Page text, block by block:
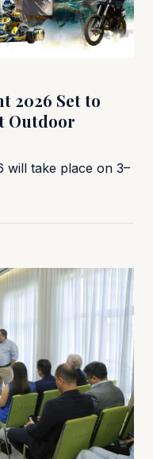
2026 Set to
Outdoor
will take place on 3–